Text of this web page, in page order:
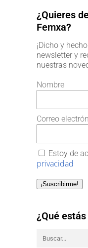
¿Quieres
Femxa?
¡Dicho y
newsletter y
nuestras
Nombre
Correo
Estoy de
privacidad
¡Suscribirme!
¿Qué